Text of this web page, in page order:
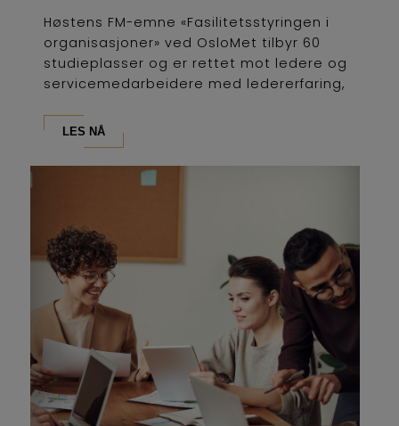
Høstens FM-emne «Fasilitetsstyringen i
organisasjoner» ved OsloMet tilbyr 60
studieplasser og er rettet mot ledere og
servicemedarbeidere med ledererfaring,
LES NÅ